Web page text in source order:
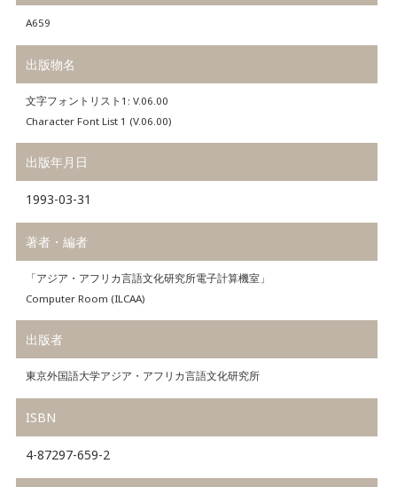
A659
出版物名
文字フォントリスト1: V.06.00
Character Font List 1 (V.06.00)
出版年月日
1993-03-31
著者・編者
「アジア・アフリカ言語文化研究所電子計算機室」
Computer Room (ILCAA)
出版者
東京外国語大学アジア・アフリカ言語文化研究所
ISBN
4-87297-659-2